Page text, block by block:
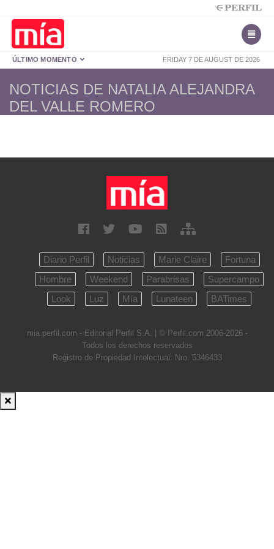
FRIDAY 7 DE AUGUST DE 2026
ÚLTIMO MOMENTO
NOTICIAS DE NATALIA ALEJANDRA
DEL VALLE ROMERO
Diario Perfil Noticias Marie Claire
Fortuna
Hombre
Weekend Parabrisas
Supercampo
Look
Luz Mía Lunateen BATimes
mia.perfil.com - Editorial Perfil S.A. | © Perfil.com 2006-2026 -
Todos los derechos reservados
Registro de Propiedad Intelectual: Nro. 5346433